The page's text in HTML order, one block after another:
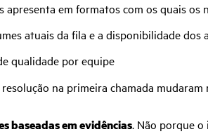
em formatos com os quais
atuais da fila e a disponibilidade dos
qualidade por equipe
na primeira chamada
baseadas em evidências. Não porque